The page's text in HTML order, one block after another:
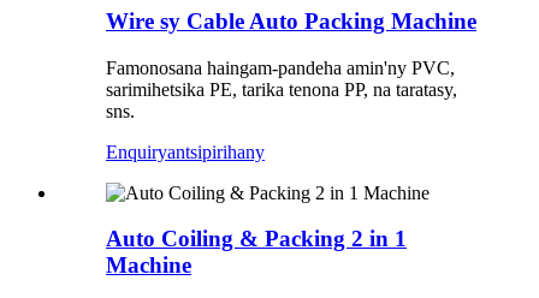
Wire sy Cable Auto Packing Machine
Famonosana haingam-pandeha amin'ny PVC,
sarimihetsika PE, tarika tenona PP, na taratasy,
sns.
Enquiryantsipirihany
Auto Coiling & Packing 2 in 1
Machine